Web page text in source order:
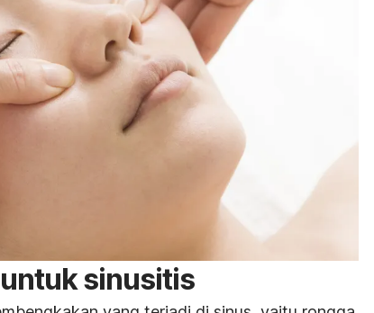
sinusitis